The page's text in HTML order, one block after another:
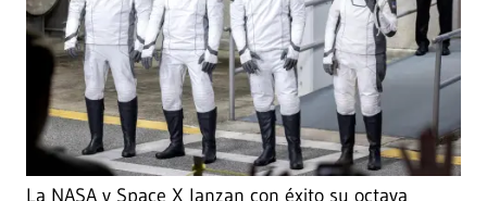
La NASA y Space X lanzan con éxito su octava